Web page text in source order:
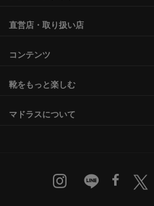
直営店・取り扱い店
コンテンツ
靴をもっと楽しむ
マドラスについて